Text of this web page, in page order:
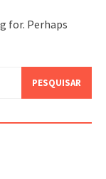
for. Perhaps